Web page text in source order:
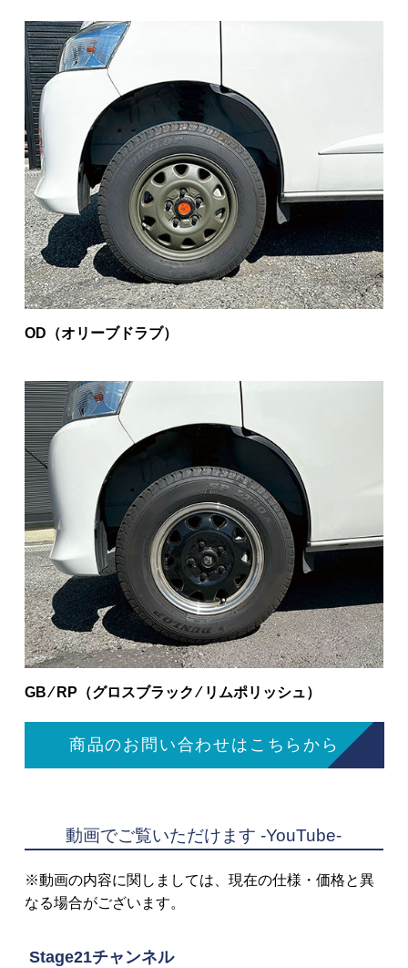
OD（オリーブドラブ）
GB ⁄ RP（グロスブラック ⁄ リムポリッシュ）
商品のお問い合わせはこちらから
動画でご覧いただけます -YouTube-
※動画の内容に関しましては、現在の仕様・価格と異
なる場合がございます。
Stage21チャンネル